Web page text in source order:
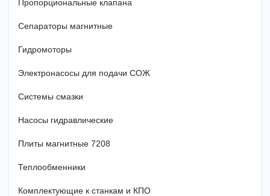
Пропорциональные клапана
Сепараторы магнитные
Гидромоторы
Электронасосы для подачи СОЖ
Системы смазки
Насосы гидравлические
Плиты магнитные 7208
Теплообменники
Комплектующие к станкам и КПО